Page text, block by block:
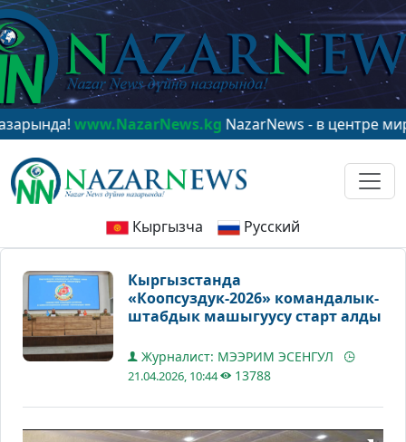
www.NazarNews.kgNazarNews - в центре мирового
Кыргызча Русский
Кыргызстанда
«Коопсуздук-2026» командалык-
штабдык машыгуусу старт алды
Журналист: МЭЭРИМ ЭСЕНГУЛ
21.04.2026, 10:44 13788